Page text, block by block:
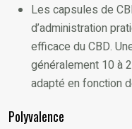
Les capsules de
d’administration
efficace du CBD.
généralement 10 à
adapté en fonction
Polyvalence